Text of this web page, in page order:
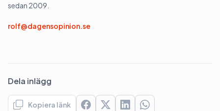
sedan 2009.
rolf@dagensopinion.se
Dela inlägg
Kopiera länk